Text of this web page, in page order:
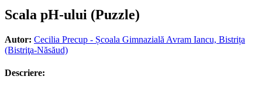
Scala pH-ului (Puzzle)
Autor: Cecilia Precup - Școala Gimnazială Avram Iancu, Bistrița
(Bistriţa-Năsăud)
Descriere: